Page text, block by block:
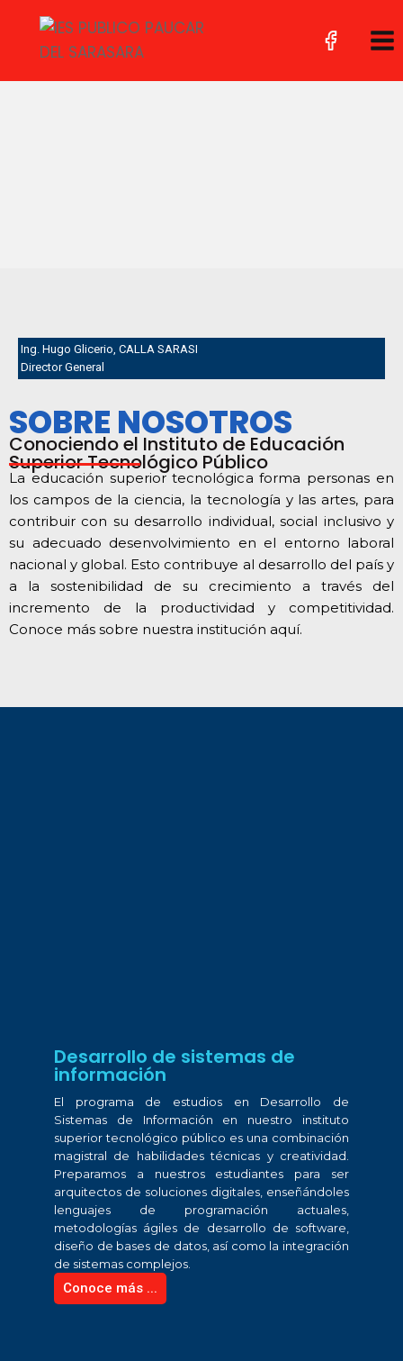
Ing. Hugo Glicerio, CALLA SARASI
Director General
SOBRE NOSOTROS
Conociendo el Instituto de Educación
Superior Tecnológico Público
La educación superior tecnológica forma personas en
los campos de la ciencia, la tecnología y las artes, para
contribuir con su desarrollo individual, social inclusivo y
su adecuado desenvolvimiento en el entorno laboral
nacional y global. Esto contribuye al desarrollo del país y
a la sostenibilidad de su crecimiento a través del
incremento de la productividad y competitividad.
Conoce más sobre nuestra institución aquí.
Desarrollo de sistemas de
información
El programa de estudios en Desarrollo de
Sistemas de Información en nuestro instituto
superior tecnológico público es una combinación
magistral de habilidades técnicas y creatividad.
Preparamos a nuestros estudiantes para ser
arquitectos de soluciones digitales, enseñándoles
lenguajes de programación actuales,
metodologías ágiles de desarrollo de software,
diseño de bases de datos, así como la integración
de sistemas complejos.
Conoce más ...